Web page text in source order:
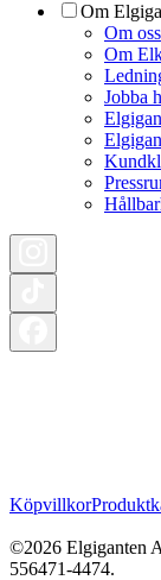
Om
Om oss
Om
Jobba
Köpvillkor
©2026 Elgiganten
556471-4474.